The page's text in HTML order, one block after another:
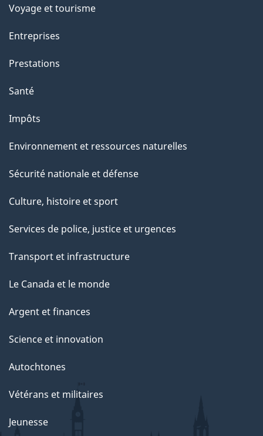
Voyage et tourisme
Entreprises
Prestations
Santé
Impôts
Environnement et ressources naturelles
Sécurité nationale et défense
Culture, histoire et sport
Services de police, justice et urgences
Transport et infrastructure
Le Canada et le monde
Argent et finances
Science et innovation
Autochtones
Vétérans et militaires
Jeunesse